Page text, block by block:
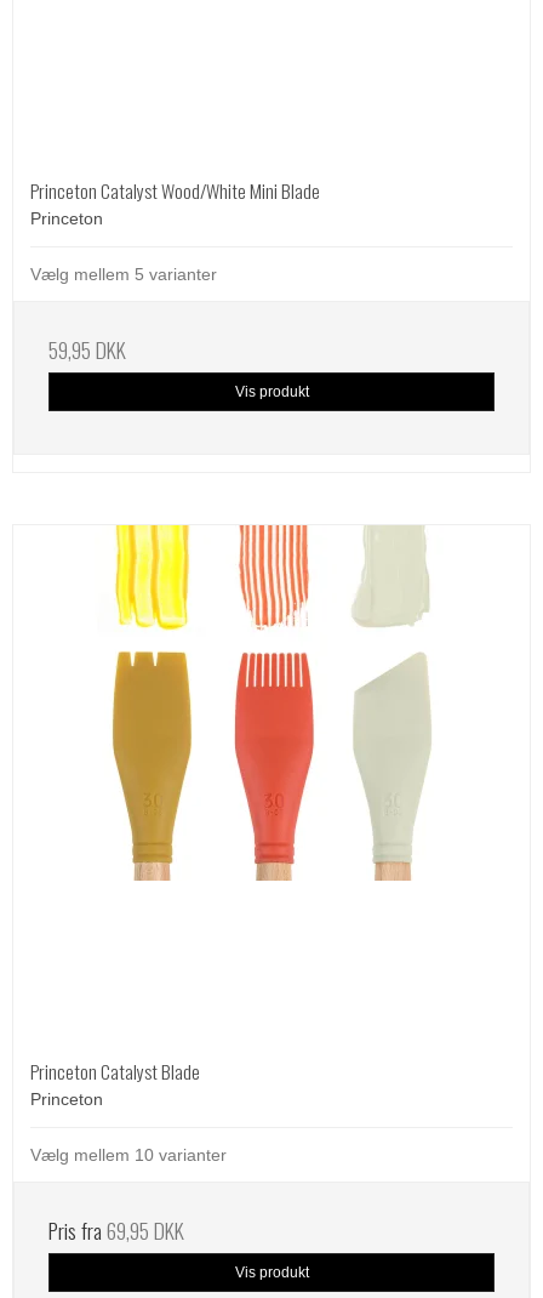
Princeton Catalyst Wood/White Mini Blade
Princeton
Vælg mellem 5 varianter
59,95 DKK
Vis produkt
Princeton Catalyst Blade
Princeton
Vælg mellem 10 varianter
Pris fra69,95 DKK
Vis produkt